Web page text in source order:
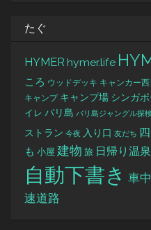
たぐ
HYMER hymer.life
ころ ウッドデッキ キャンカー
キャンプ キャンプ場 シンガ
イレ バリ島 バリ島ジャングル探検
ストラン 今夜 入り口 友だち
も 小屋 建物 旅 日帰り温泉
自動下書き 車
速道路